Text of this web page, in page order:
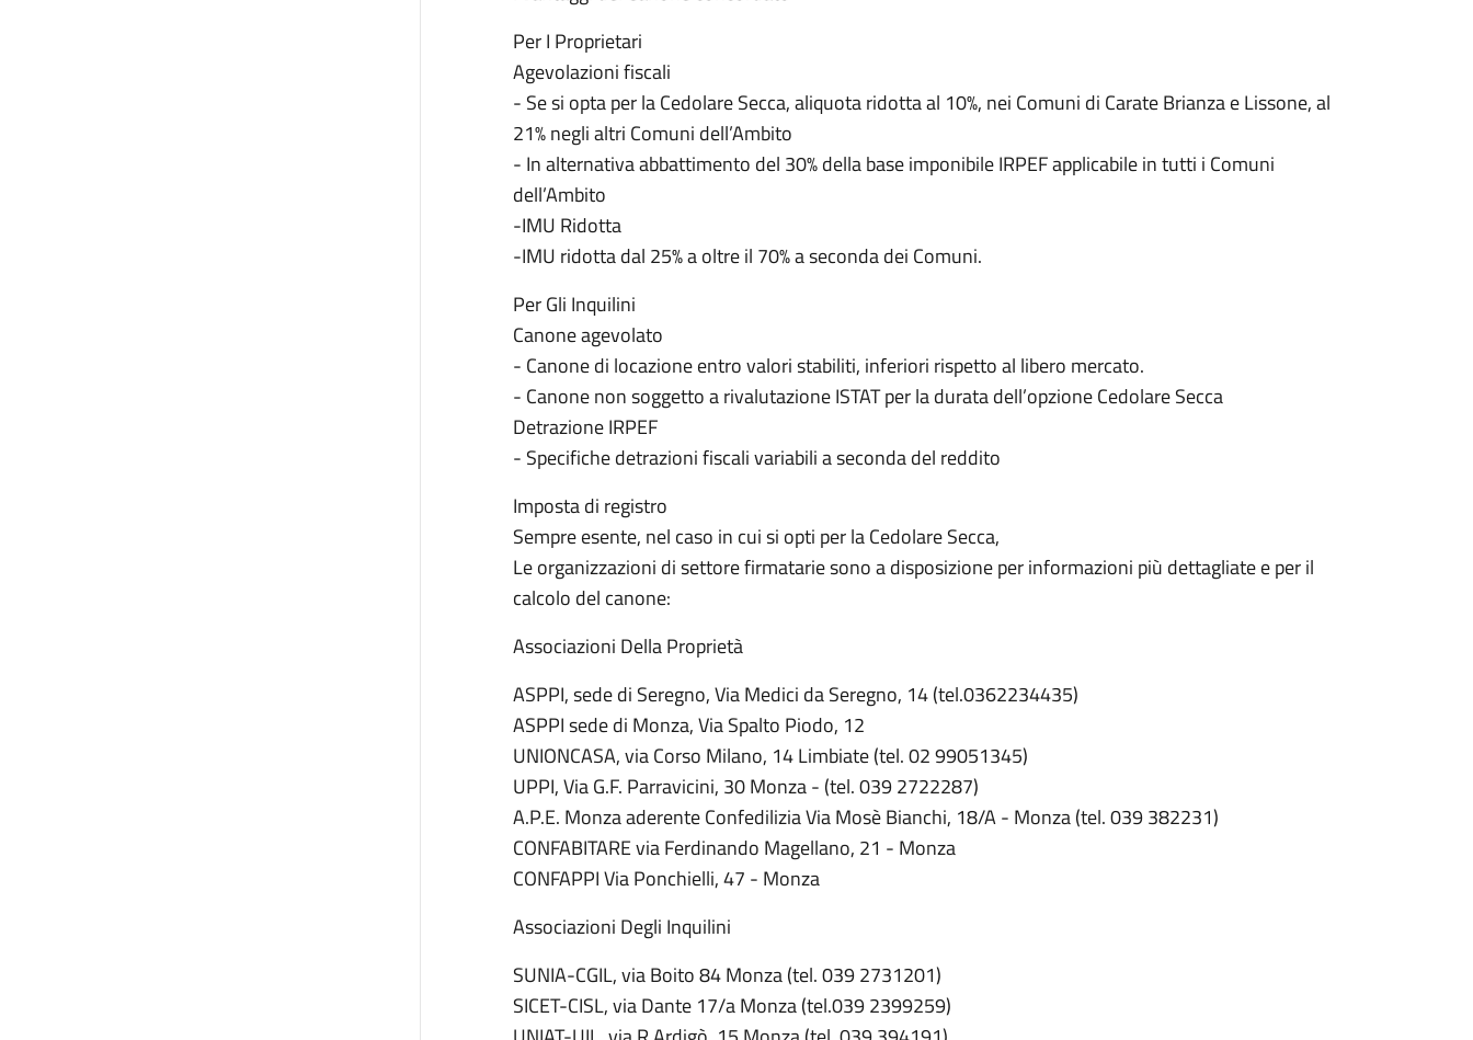
Per I Proprietari
Agevolazioni fiscali
- Se si opta per la Cedolare Secca, aliquota ridotta al 10%, nei Comuni di Carate Brianza e Lissone, al
21% negli altri Comuni dell’Ambito
- In alternativa abbattimento del 30% della base imponibile IRPEF applicabile in tutti i Comuni
dell’Ambito
-IMU Ridotta
-IMU ridotta dal 25% a oltre il 70% a seconda dei Comuni.
Per Gli Inquilini
Canone agevolato
- Canone di locazione entro valori stabiliti, inferiori rispetto al libero mercato.
- Canone non soggetto a rivalutazione ISTAT per la durata dell’opzione Cedolare Secca
Detrazione IRPEF
- Specifiche detrazioni fiscali variabili a seconda del reddito
Imposta di registro
Sempre esente, nel caso in cui si opti per la Cedolare Secca,
Le organizzazioni di settore firmatarie sono a disposizione per informazioni più dettagliate e per il
calcolo del canone:
Associazioni Della Proprietà
ASPPI, sede di Seregno, Via Medici da Seregno, 14 (tel.0362234435)
ASPPI sede di Monza, Via Spalto Piodo, 12
UNIONCASA, via Corso Milano, 14 Limbiate (tel. 02 99051345)
UPPI, Via G.F. Parravicini, 30 Monza - (tel. 039 2722287)
A.P.E. Monza aderente Confedilizia Via Mosè Bianchi, 18/A - Monza (tel. 039 382231)
CONFABITARE via Ferdinando Magellano, 21 - Monza
CONFAPPI Via Ponchielli, 47 - Monza
Associazioni Degli Inquilini
SUNIA-CGIL, via Boito 84 Monza (tel. 039 2731201)
SICET-CISL, via Dante 17/a Monza (tel.039 2399259)